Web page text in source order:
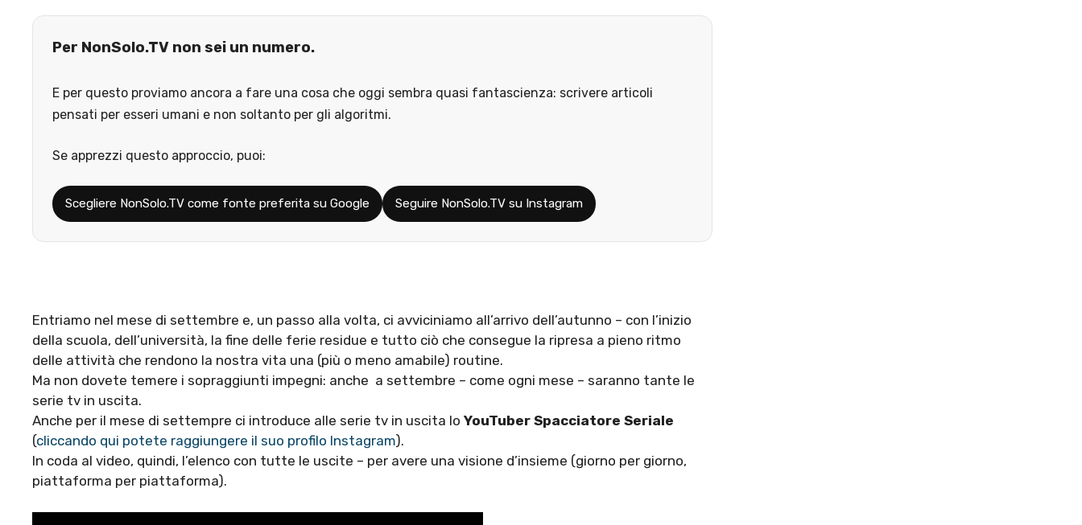
Per NonSolo.TV non sei un numero.
E per questo proviamo ancora a fare una cosa che oggi sembra quasi fantascienza: scrivere articoli
pensati per esseri umani e non soltanto per gli algoritmi.
Se apprezzi questo approccio, puoi:
Scegliere NonSolo.TV come fonte preferita su Google Seguire NonSolo.TV su Instagram
Entriamo nel mese di settembre e, un passo alla volta, ci avviciniamo all’arrivo dell’autunno – con l’inizio
della scuola, dell’università, la fine delle ferie residue e tutto ciò che consegue la ripresa a pieno ritmo
delle attività che rendono la nostra vita una (più o meno amabile) routine.
Ma non dovete temere i sopraggiunti impegni: anche a settembre – come ogni mese – saranno tante le
serie tv in uscita.
Anche per il mese di settempre ci introduce alle serie tv in uscita lo YouTuber Spacciatore Seriale
(cliccando qui potete raggiungere il suo profilo Instagram).
In coda al video, quindi, l’elenco con tutte le uscite – per avere una visione d’insieme (giorno per giorno,
piattaforma per piattaforma).